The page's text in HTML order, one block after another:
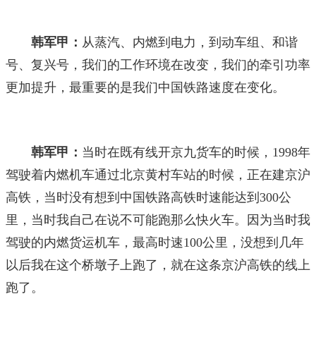
韩军甲： 从蒸汽、内燃到电力，到动车组、和谐
号、复兴号，我们的工作环境在改变，我们的牵引功率
更加提升，最重要的是我们中国铁路速度在变化。
韩军甲： 当时在既有线开京九货车的时候，1998年
驾驶着内燃机车通过北京黄村车站的时候，正在建京沪
高铁，当时没有想到中国铁路高铁时速能达到300公
里，当时我自己在说不可能跑那么快火车。因为当时我
驾驶的内燃货运机车，最高时速100公里，没想到几年
以后我在这个桥墩子上跑了，就在这条京沪高铁的线上
跑了。